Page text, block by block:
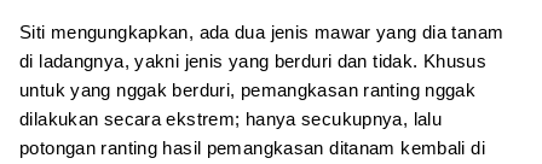
Siti mengungkapkan, ada dua jenis mawar yang dia tanam
di ladangnya, yakni jenis yang berduri dan tidak. Khusus
untuk yang nggak berduri, pemangkasan ranting nggak
dilakukan secara ekstrem; hanya secukupnya, lalu
potongan ranting hasil pemangkasan ditanam kembali di